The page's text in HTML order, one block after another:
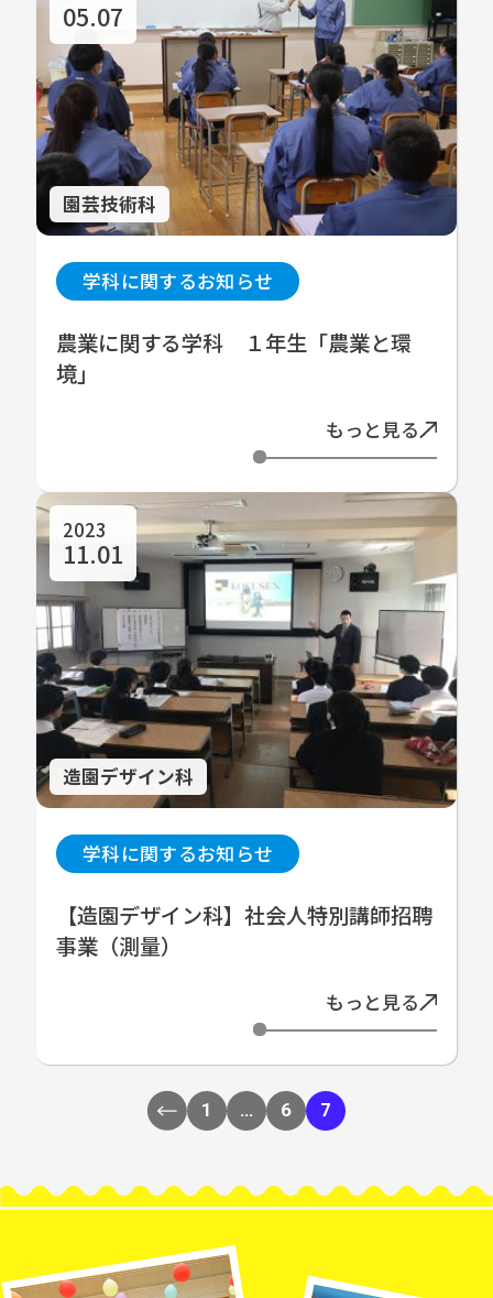
05.07
園芸技術科
学科に関するお知らせ
農業に関する学科 １年生「農業と環
境」
もっと見る
2023
11.01
造園デザイン科
学科に関するお知らせ
【造園デザイン科】社会人特別講師招聘
事業（測量）
もっと見る
1 … 6 7